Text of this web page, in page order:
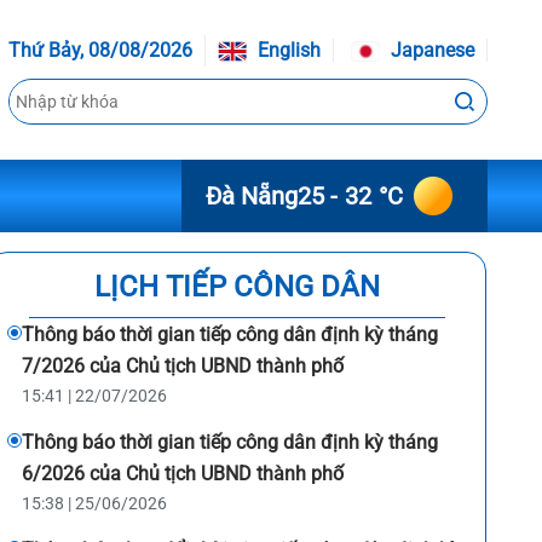
Thứ Bảy, 08/08/2026 English Japanese
Đà Nẵng25 - 32 °C
LỊCH TIẾP CÔNG DÂN
Thông báo thời gian tiếp công dân định kỳ tháng
7/2026 của Chủ tịch UBND thành phố
15:41 | 22/07/2026
Thông báo thời gian tiếp công dân định kỳ tháng
6/2026 của Chủ tịch UBND thành phố
15:38 | 25/06/2026